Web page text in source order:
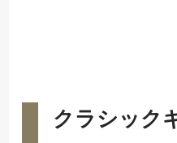
クラシック